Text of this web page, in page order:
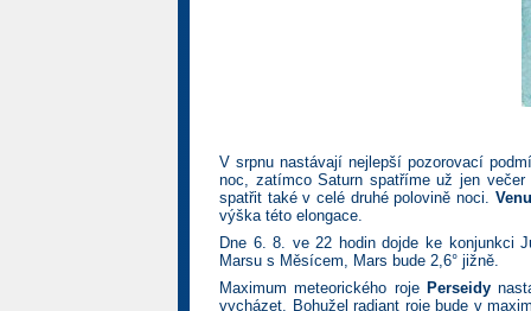
V srpnu nastávají nejlepší pozorovací
noc, zatímco Saturn spatříme už jen
spatřit také v celé druhé polovině noci.
výška této elongace.
Dne 6. 8. ve 22 hodin dojde ke konjunkci
Marsu s Měsícem, Mars bude 2,6° jižně.
Maximum meteorického roje Perseidy
vycházet. Bohužel radiant roje bude v